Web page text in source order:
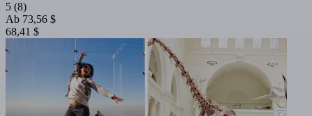
5 (8)
Ab 73,56 $
68,41 $